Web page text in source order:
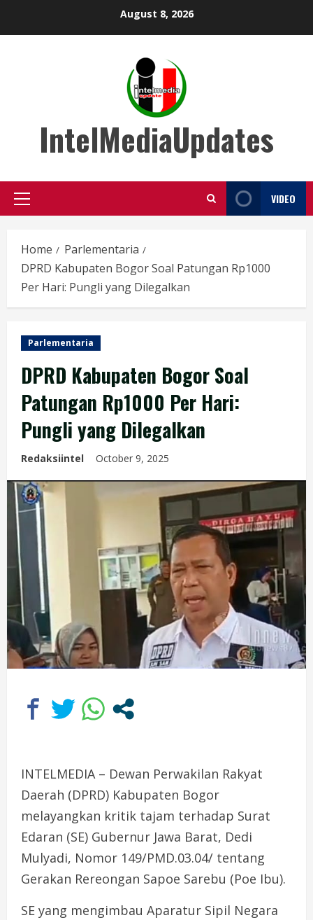
August 8, 2026
IntelMediaUpdates
Primary
VIDEO
Home
Parlementaria
DPRD Kabupaten Bogor Soal Patungan Rp1000
Per Hari: Pungli yang Dilegalkan
Parlementaria
DPRD Kabupaten Bogor Soal
Patungan Rp1000 Per Hari:
Pungli yang Dilegalkan
Redaksiintel October 9, 2025
INTELMEDIA – Dewan Perwakilan Rakyat
Daerah (DPRD) Kabupaten Bogor
melayangkan kritik tajam terhadap Surat
Edaran (SE) Gubernur Jawa Barat, Dedi
Mulyadi, Nomor 149/PMD.03.04/ tentang
Gerakan Rereongan Sapoe Sarebu (Poe Ibu).
SE yang mengimbau Aparatur Sipil Negara